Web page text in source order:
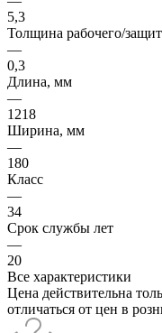
5,3
Толщина рабочего/
—
0,3
Длина, мм
—
1218
Ширина, мм
—
180
Класс
—
34
Срок службы лет
—
20
Все характеристики
Цена действительна
отличаться от цен в